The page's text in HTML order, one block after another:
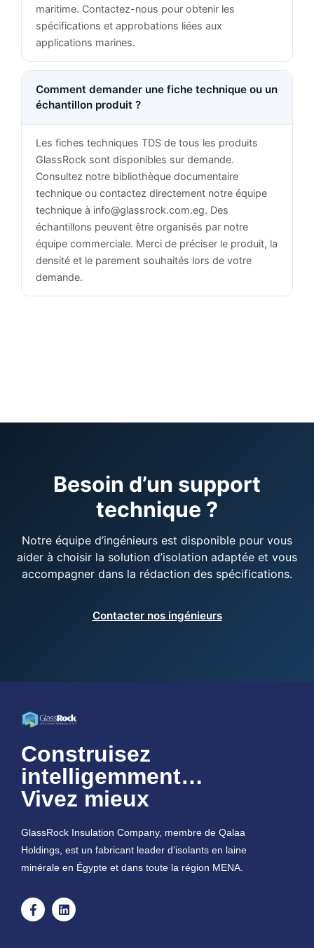
maritime. Contactez-nous pour obtenir les
spécifications et approbations liées aux
applications marines.
Comment demander une fiche technique ou un
échantillon produit ?
Les fiches techniques TDS de tous les produits
GlassRock sont disponibles sur demande.
Consultez notre bibliothèque documentaire
technique ou contactez directement notre équipe
technique à info@glassrock.com.eg. Des
échantillons peuvent être organisés par notre
équipe commerciale. Merci de préciser le produit, la
densité et le parement souhaités lors de votre
demande.
Besoin d’un support
technique ?
Notre équipe d’ingénieurs est disponible pour vous
aider à choisir la solution d’isolation adaptée et vous
accompagner dans la rédaction des spécifications.
Contacter nos ingénieurs
Construisez
intelligemment…
Vivez mieux
GlassRock Insulation Company, membre de Qalaa
Holdings, est un fabricant leader d’isolants en laine
minérale en Égypte et dans toute la région MENA.